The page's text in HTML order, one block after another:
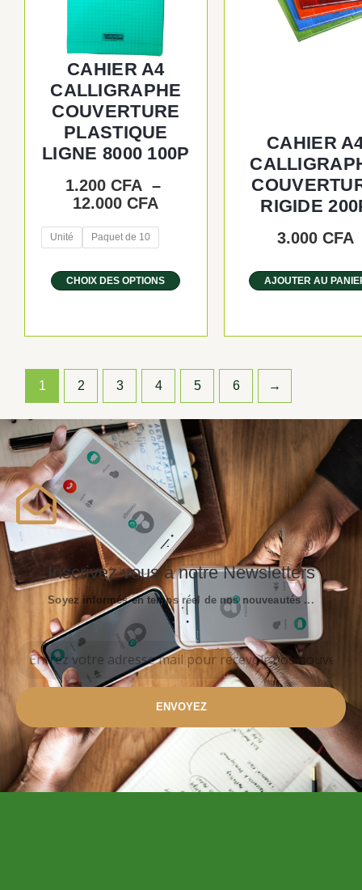
CAHIER A4
CALLIGRAPHE
COUVERTURE
PLASTIQUE
LIGNE 8000 100P
1.200CFA –
12.000CFA
Unité Paquet de 10
CHOIX DES OPTIONS
peuvent
être
choisies
sur
la
page
du
CAHIER
RIGIDE
3.000 CFA
AJOUTER AU
1 2 3 4 5 6 →
Inscrivez vous à notre Newsletters
Soyez informés en temps réel de nos nouveautés ...
ENVOYEZ